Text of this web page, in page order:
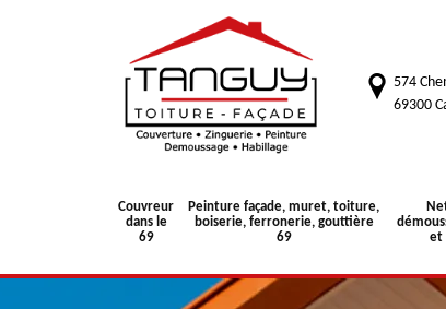
574
69300
Couvreur
dans le
69
Peinture façade, muret, toiture,
boiserie, ferronerie, gouttière
69
et